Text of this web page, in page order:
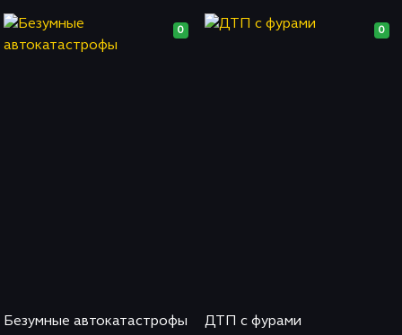
0
Безумные автокатастрофы
0
ДТП с фурами